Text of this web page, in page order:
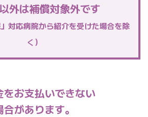
外は補償対象外です
」対応病院から紹介を受けた場合を除
く）
をお支払いできない
合があります。